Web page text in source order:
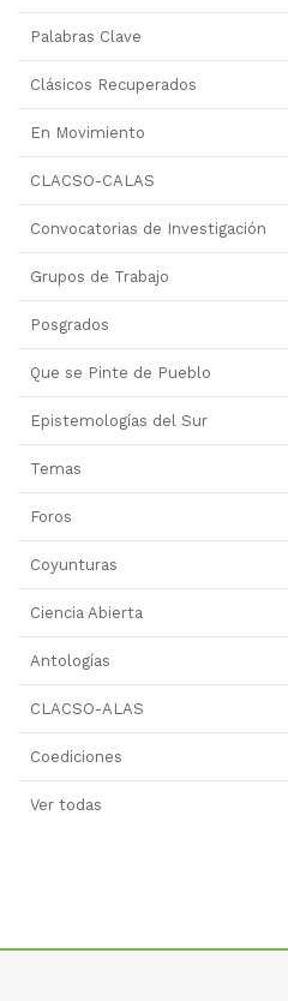
Palabras Clave
Clásicos Recuperados
En Movimiento
CLACSO-CALAS
Convocatorias de Investigación
Grupos de Trabajo
Posgrados
Que se Pinte de Pueblo
Epistemologías del Sur
Temas
Foros
Coyunturas
Ciencia Abierta
Antologías
CLACSO-ALAS
Coediciones
Ver todas